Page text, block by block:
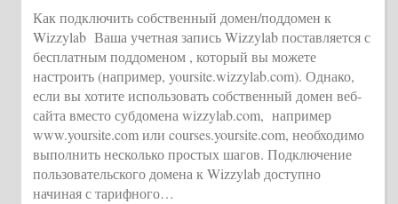
Как подключить собственный домен/поддомен к
Wizzylab Ваша учетная запись Wizzylab поставляется с
бесплатным поддоменом , который вы можете
настроить (например, yoursite.wizzylab.com). Однако,
если вы хотите использовать собственный домен веб-
сайта вместо субдомена wizzylab.com, например
www.yoursite.com или courses.yoursite.com, необходимо
выполнить несколько простых шагов. Подключение
пользовательского домена к Wizzylab доступно
начиная с тарифного…